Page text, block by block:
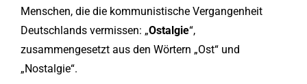
Menschen, die die kommunistische Vergangenheit
Deutschlands vermissen: „Ostalgie“,
zusammengesetzt aus den Wörtern „Ost“ und
„Nostalgie“.